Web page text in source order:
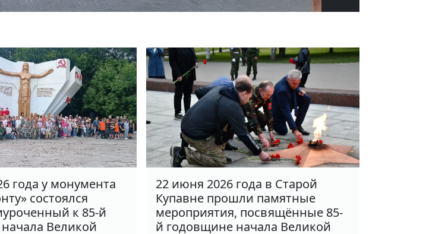
года у монумента
состоялся
к 85-й
Великой
22 июня 2026 года в Старой
Купавне прошли памятные
мероприятия, посвящённые 85-
й годовщине начала Великой